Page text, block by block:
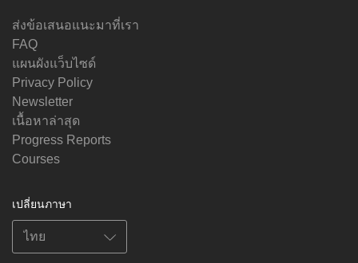
ส่งข้อเสนอแนะมาที่เรา
FAQ
แผนผังแว็บไซด์
Privacy Policy
Newsletter
เนื้อหาล่าสุด
Progress Reports
Courses
เปลี่ยนภาษา